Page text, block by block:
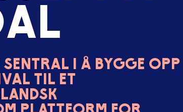
al
i å bygge opp
til et